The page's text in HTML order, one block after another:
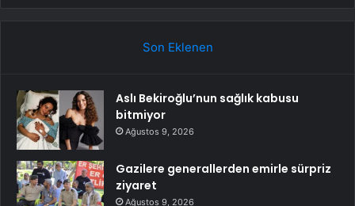
Son Eklenen
Aslı Bekiroğlu’nun sağlık kabusu
bitmiyor
Ağustos 9, 2026
Gazilere generallerden emirle sürpriz
ziyaret
Ağustos 9, 2026